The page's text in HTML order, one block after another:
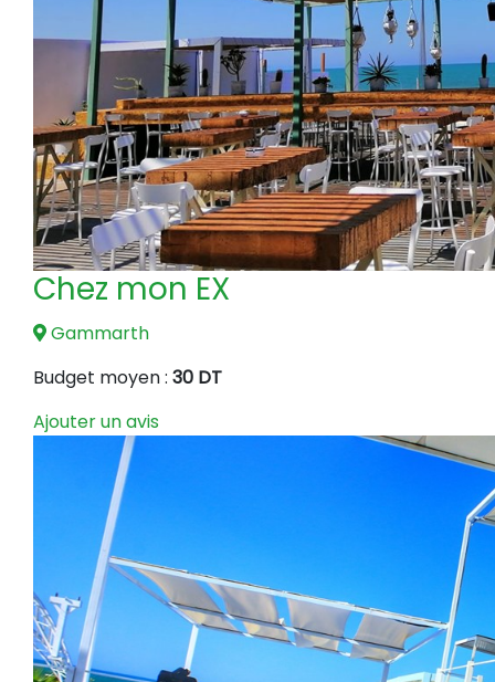
Chez mon EX
Gammarth
Budget moyen : 30 DT
Ajouter un avis